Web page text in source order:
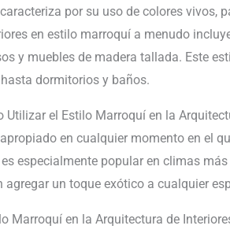
por su uso de colores vivos,
en estilo marroquí a menudo
y muebles de madera tallada. Este
dormitorios y baños.
Utilizar el Estilo Marroquí en la
en cualquier momento en el
especialmente popular en climas
agregar un toque exótico a cualquier
Marroquí en la Arquitectura de